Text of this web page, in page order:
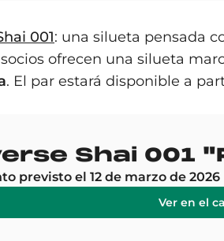
001: una silueta pensada
ofrecen una silueta
. El par estará disponible a
Shai 001
previsto el 12 de marzo de 2026
Ver en el